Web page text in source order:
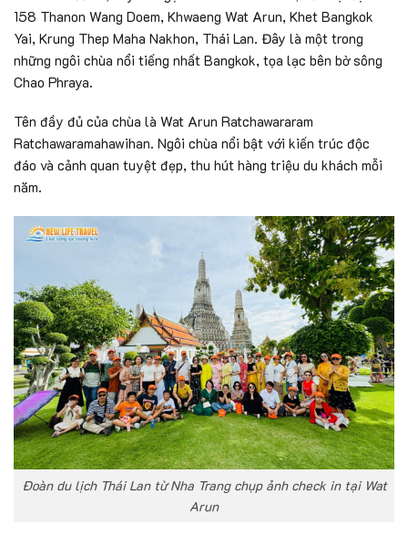
158 Thanon Wang Doem, Khwaeng Wat Arun, Khet Bangkok
Yai, Krung Thep Maha Nakhon, Thái Lan. Đây là một trong
những ngôi chùa nổi tiếng nhất Bangkok, tọa lạc bên bờ sông
Chao Phraya.
Tên đầy đủ của chùa là Wat Arun Ratchawararam
Ratchawaramahawihan. Ngôi chùa nổi bật với kiến trúc độc
đáo và cảnh quan tuyệt đẹp, thu hút hàng triệu du khách mỗi
năm.
Đoàn du lịch Thái Lan từ Nha Trang chụp ảnh check in tại Wat
Arun